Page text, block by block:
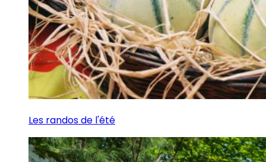
Les randos de l'été